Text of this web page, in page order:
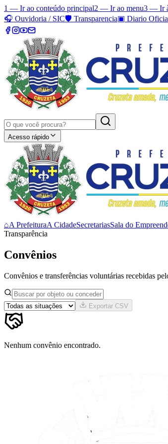
1 — Ir ao conteúdo principal2 — Ir ao menu3 — Ir
🎧 Ouvidoria / SIC🛡️ Transparencia▣ Diario
Acesso rápido
⌂A PrefeituraA CidadeSecretariasSala do
Transparência
Convênios
Convênios e transferências voluntárias recebidas
Exportar CSV
Nenhum convênio encontrado.